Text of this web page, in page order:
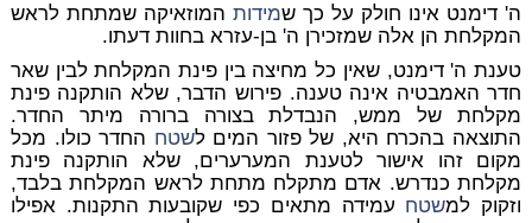
ה' דימנט אינו חולק על כך שמידות המוזאיקה שמתחת לראש
המקלחת הן אלה שמזכירן ה' בן-עזרא בחוות דעתו.
טענת ה' דימנט, שאין כל מחיצה בין פינת המקלחת לבין שאר
חדר האמבטיה אינה טענה. פירוש הדבר, שלא הותקנה פינת
מקלחת של ממש, הנבדלת בצורה ברורה מיתר החדר.
התוצאה בהכרח היא, של פזור המים לשטח החדר כולו. מכל
מקום זהו אישור לטענת המערערים, שלא הותקנה פינת
מקלחת כנדרש. אדם מתקלח מתחת לראש המקלחת בלבד,
וזקוק למשטח עמידה מתאים כפי שקובעות התקנות. אפילו